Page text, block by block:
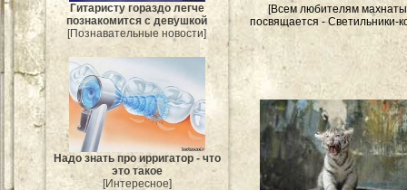
Гитаристу гораздо легче
познакомится с девушкой
[Познавательные новости]
Надо знать про ирригатор - что
это такое
[Интересное]
[Всем любителям
посвящается - Светильники-